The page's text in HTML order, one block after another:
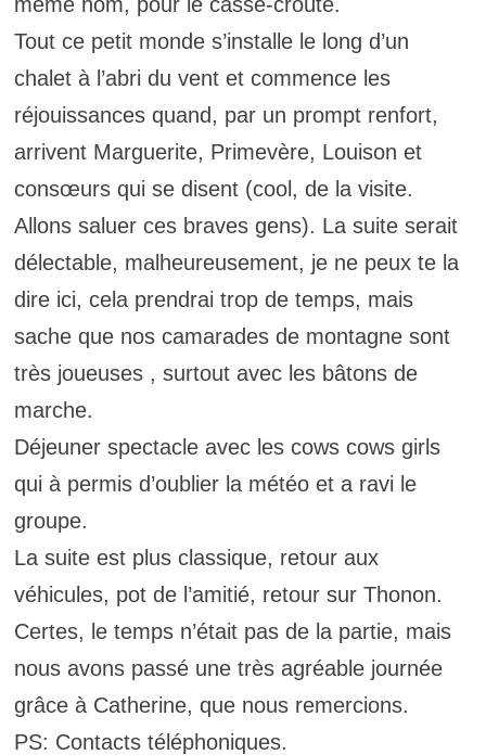
Tout ce petit monde s’installe le long d’un
chalet à l’abri du vent et commence les
réjouissances quand, par un prompt renfort,
arrivent Marguerite, Primevère, Louison et
consœurs qui se disent (cool, de la visite.
Allons saluer ces braves gens). La suite serait
délectable, malheureusement, je ne peux te la
dire ici, cela prendrai trop de temps, mais
sache que nos camarades de montagne sont
très joueuses , surtout avec les bâtons de
marche.
Déjeuner spectacle avec les cows cows girls
qui à permis d’oublier la météo et a ravi le
groupe.
La suite est plus classique, retour aux
véhicules, pot de l’amitié, retour sur Thonon.
Certes, le temps n’était pas de la partie, mais
nous avons passé une très agréable journée
grâce à Catherine, que nous remercions.
PS: Contacts téléphoniques.